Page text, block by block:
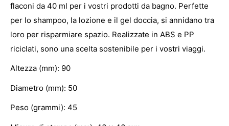
flaconi da 40 ml per i vostri prodotti da bagno. Perfette
per lo shampoo, la lozione e il gel doccia, si annidano tra
loro per risparmiare spazio. Realizzate in ABS e PP
riciclati, sono una scelta sostenibile per i vostri viaggi.
Altezza (mm): 90
Diametro (mm): 50
Peso (grammi): 45